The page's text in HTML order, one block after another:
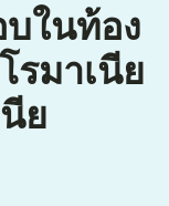
ในท้อง
รมาเนีย
ย